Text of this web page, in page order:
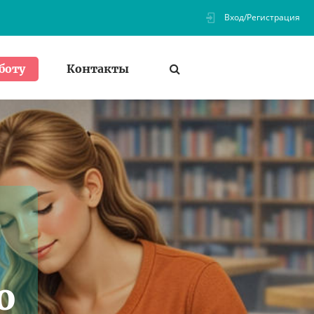
Вход/Регистрация
Контакты